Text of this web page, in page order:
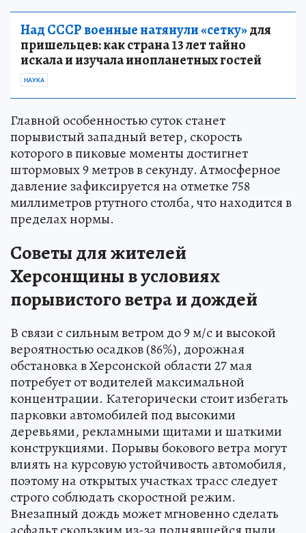
Над СССР военные натянули «сетку»для
пришельцев: как страна 13 лет тайно
искала и изучала инопланетных гостей
НАУКА
Главной особенностью суток станет
порывистый западный ветер, скорость
которого в пиковые моменты достигнет
штормовых 9 метров в секунду. Атмосферное
давление зафиксируется на отметке 758
миллиметров ртутного столба, что находится в
пределах нормы.
Советы для жителей
Херсонщины в условиях
порывистого ветра и дождей
В связи с сильным ветром до 9 м/с и высокой
вероятностью осадков (86%), дорожная
обстановка в Херсонской области 27 мая
потребует от водителей максимальной
концентрации. Категорически стоит избегать
парковки автомобилей под высокими
деревьями, рекламными щитами и шаткими
конструкциями. Порывы бокового ветра могут
влиять на курсовую устойчивость автомобиля,
поэтому на открытых участках трасс следует
строго соблюдать скоростной режим.
Внезапный дождь может мгновенно сделать